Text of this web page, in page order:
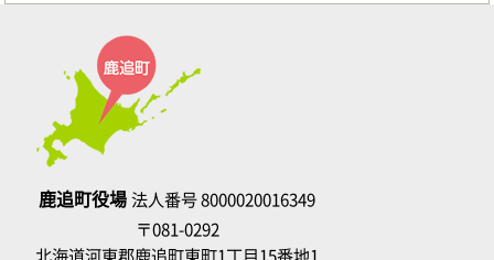
鹿追町役場法人番号 8000020016349
〒081-0292